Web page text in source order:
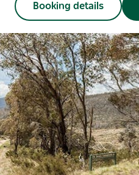
Booking details